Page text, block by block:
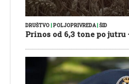
DRUŠTVO POLJOPRIVREDA| ŠID
Prinos od 6,3 tone po jutru